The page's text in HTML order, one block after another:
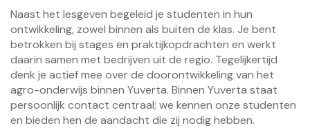
Naast het lesgeven begeleid je studenten in hun
ontwikkeling, zowel binnen als buiten de klas. Je bent
betrokken bij stages en praktijkopdrachten en werkt
daarin samen met bedrijven uit de regio. Tegelijkertijd
denk je actief mee over de doorontwikkeling van het
agro-onderwijs binnen Yuverta. Binnen Yuverta staat
persoonlijk contact centraal; we kennen onze studenten
en bieden hen de aandacht die zij nodig hebben.